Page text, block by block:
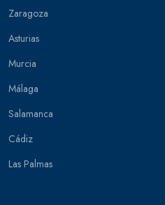
Zaragoza
Asturias
Murcia
Málaga
Salamanca
Cádiz
Las Palmas